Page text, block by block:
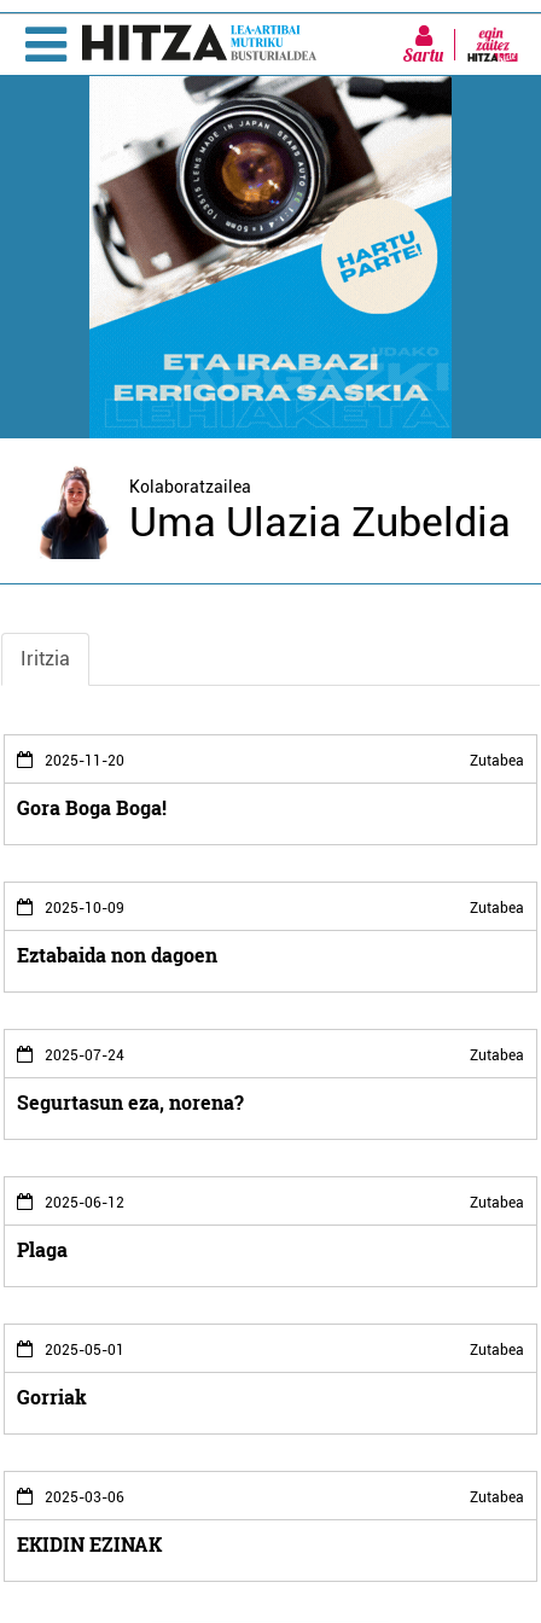
Sartu
Kolaboratzailea
Uma Ulazia Zubeldia
Iritzia
2025-11-20 Zutabea
Gora Boga Boga!
2025-10-09 Zutabea
Eztabaida non dagoen
2025-07-24 Zutabea
Segurtasun eza, norena?
2025-06-12 Zutabea
Plaga
2025-05-01 Zutabea
Gorriak
2025-03-06 Zutabea
EKIDIN EZINAK